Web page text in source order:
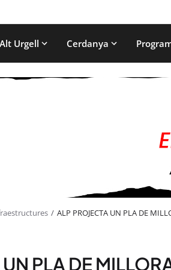
Alt Urgell Cerdanya
ALP PROJECTA UN PLA DE
PLA DE